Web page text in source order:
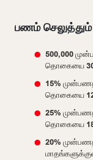
பணம் செலுத்தும்
500,000
தொகையை 30
15%
தொகையை 12
25%
தொகையை 18
20%